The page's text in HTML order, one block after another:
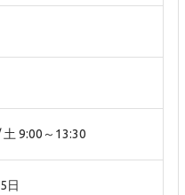
土 9:00～13:30
日